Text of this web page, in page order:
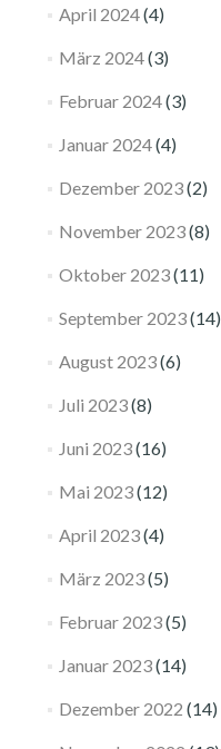
April 2024(4)
März 2024(3)
Februar 2024(3)
Januar 2024(4)
Dezember 2023(2)
November 2023(8)
Oktober 2023(11)
September 2023(14)
August 2023(6)
Juli 2023(8)
Juni 2023(16)
Mai 2023(12)
April 2023(4)
März 2023(5)
Februar 2023(5)
Januar 2023(14)
Dezember 2022 (14)